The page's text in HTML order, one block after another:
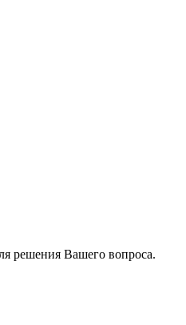
решения Вашего вопроса.